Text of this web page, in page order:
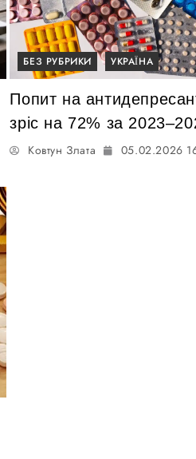
БЕЗ РУБРИКИ УКРАЇНА
Попит на
зріс на 72% за
Ковтун Злата 05.02.2026